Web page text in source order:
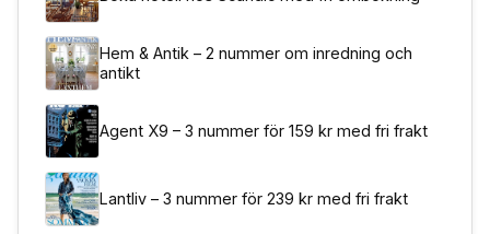
Hem & Antik – 2 nummer om inredning och
antikt
Agent X9 – 3 nummer för 159 kr med fri frakt
Lantliv – 3 nummer för 239 kr med fri frakt